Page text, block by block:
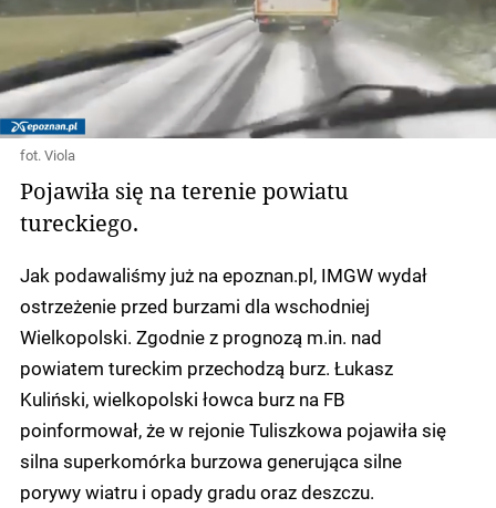
fot. Viola
Pojawiła się na terenie powiatu
tureckiego.
Jak podawaliśmy już na epoznan.pl, IMGW wydał
ostrzeżenie przed burzami dla wschodniej
Wielkopolski. Zgodnie z prognozą m.in. nad
powiatem tureckim przechodzą burz. Łukasz
Kuliński, wielkopolski łowca burz na FB
poinformował, że w rejonie Tuliszkowa pojawiła się
silna superkomórka burzowa generująca silne
porywy wiatru i opady gradu oraz deszczu.